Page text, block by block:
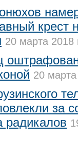
крест
20 марта 2018
20
за
радикалов